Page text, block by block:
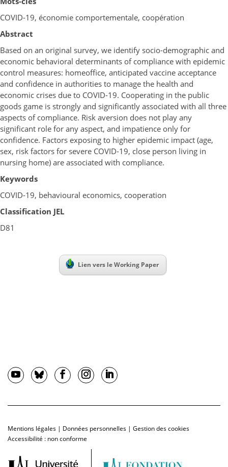
COVID-19, économie comportementale, coopération
Abstract
Based on an original survey, we identify socio-demographic and
economic behavioral determinants of compliance with epidemic
control measures: homeoffice, anticipated vaccine acceptance
and confidence in authorities to manage the health and
economic crises due to COVID-19. Cooperating in the public
goods game is strongly and significantly associated with all three
aspects of compliance. Risk aversion does not play any
significant role for any aspect, and impatience only for
confidence. Factors exposing to higher epidemic impact (age,
sex, risk factors for severe COVID-19, close person living in
nursing home) are associated with compliance.
Keywords
COVID-19, behavioural economics, cooperation
Classification JEL
D81
Lien vers le Working Paper
Mentions légales | Données personnelles | Gestion des cookies
Accessibilité : non conforme